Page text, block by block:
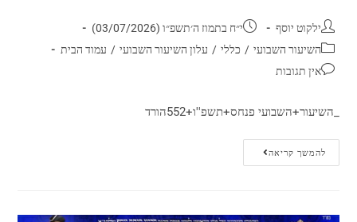
ילקוט יוסף
י״ח בתמוז ה׳תשפ״ו (03/07/2026)
השיעור השבועי / כללי / עלון השיעור השבועי / עמוד הבית
אין תגובות
_השיעור+השבועי פנחס+תשפ''ו+552הורד
להמשך קריאה